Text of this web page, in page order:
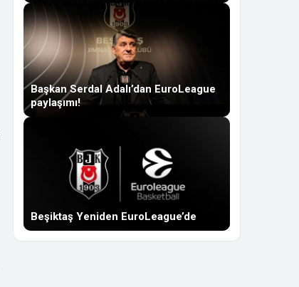
Başkan Serdal Adalı’dan EuroLeague
paylaşımı!
Beşiktaş Yeniden EuroLeague’de